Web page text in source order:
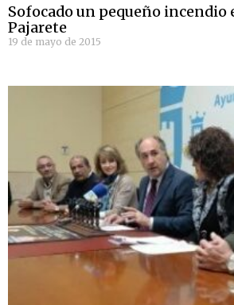
Sofocado un pequeño incendio
Pajarete
19 de mayo de 2015